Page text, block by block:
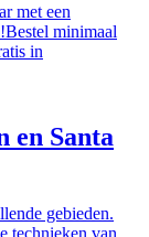
met een
minimaal
in
en Santa
gebieden.